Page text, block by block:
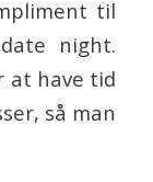
til
night.
at have tid
så man